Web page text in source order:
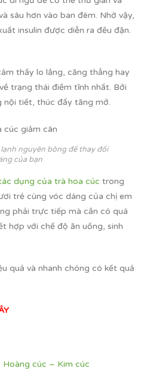
sâu hơn vào ban đêm. Nhờ vậy,
insulin được diễn ra đều đặn.
thấy lo lắng, căng thẳng hay
trạng thái điềm tĩnh nhất. Bởi
nội tiết, thúc đẩy tăng mở.
nguyên bông để thay đổi
của bạn
dụng của trà hoa cúc trong
trẻ cùng vóc dáng của chị em
phải trực tiếp mà cần có quá
hợp với chế độ ăn uống, sinh
quả và nhanh chóng có kết quả
Hoàng cúc – Kim cúc